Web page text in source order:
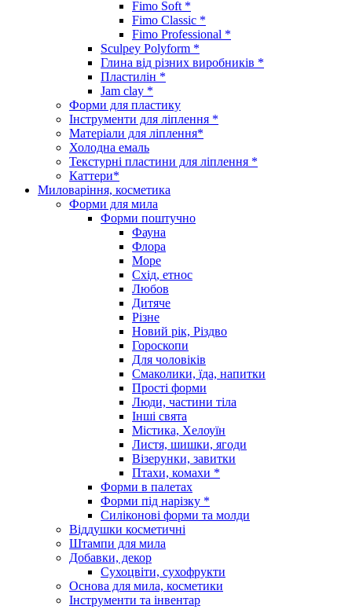
Fimo Soft *
Fimo Classic *
Fimo Professional *
Sculpey Polyform *
Глина від різних виробників *
Пластилін *
Jam clay *
Форми для пластику
Інструменти для ліплення *
Матеріали для ліплення*
Холодна емаль
Текстурні пластини для ліплення *
Каттери*
Миловаріння, косметика
Форми для мила
Форми поштучно
Фауна
Флора
Море
Схід, етнос
Любов
Дитяче
Різне
Новий рік, Різдво
Гороскопи
Для чоловіків
Смаколики, їда, напитки
Прості форми
Люди, частини тіла
Інші свята
Містика, Хелоуїн
Листя, шишки, ягоди
Візерунки, завитки
Птахи, комахи *
Форми в палетах
Форми під нарізку *
Силіконові форми та молди
Віддушки косметичні
Штампи для мила
Добавки, декор
Сухоцвіти, сухофрукти
Основа для мила, косметики
Інструменти та інвентар